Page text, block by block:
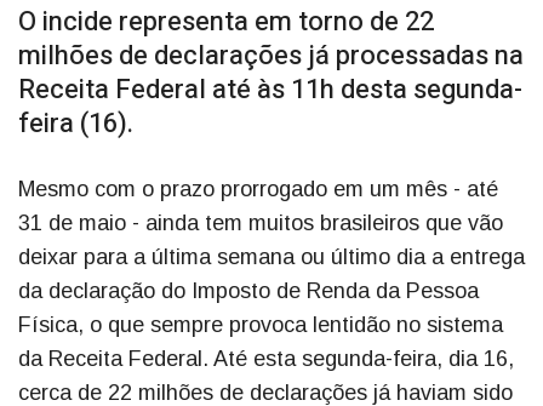
O incide representa em torno de 22
milhões de declarações já processadas na
Receita Federal até às 11h desta segunda-
feira (16).
Mesmo com o prazo prorrogado em um mês - até
31 de maio - ainda tem muitos brasileiros que vão
deixar para a última semana ou último dia a entrega
da declaração do Imposto de Renda da Pessoa
Física, o que sempre provoca lentidão no sistema
da Receita Federal. Até esta segunda-feira, dia 16,
cerca de 22 milhões de declarações já haviam sido